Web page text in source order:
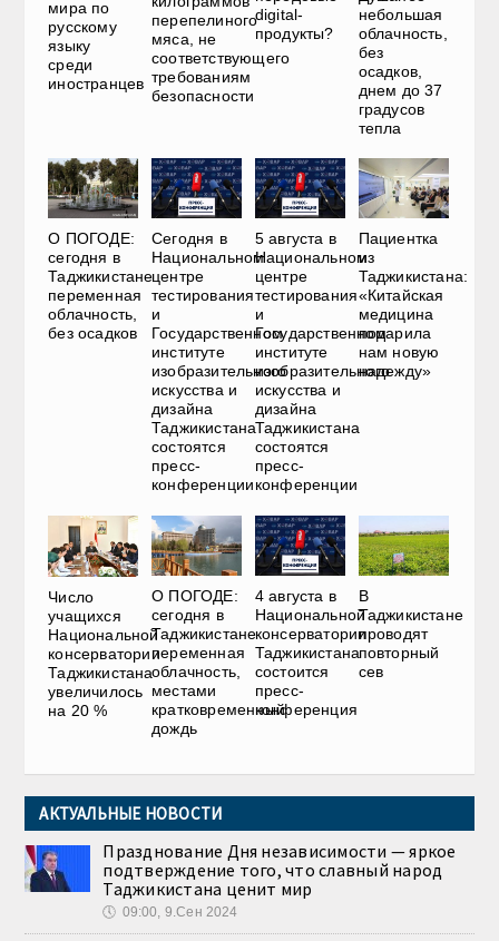
мира по
русскому
языку
среди
иностранцев
перепелиного
мяса, не
соответствующего
требованиям
безопасности
digital-
продукты?
небольшая
облачность,
без
осадков,
днем до 37
градусов
тепла
О ПОГОДЕ:
сегодня в
Таджикистане
переменная
облачность,
без осадков
Сегодня в
Национальном
центре
тестирования
и
Государственном
институте
изобразительного
искусства и
дизайна
Таджикистана
состоятся
пресс-
конференции
5 августа в
Национальном
центре
тестирования
и
Государственном
институте
изобразительного
искусства и
дизайна
Таджикистана
состоятся
пресс-
конференции
Пациентка
из
Таджикистана:
«Китайская
медицина
подарила
нам новую
надежду»
Число
учащихся
Национальной
консерватории
Таджикистана
увеличилось
на 20 %
О ПОГОДЕ:
сегодня в
Таджикистане
переменная
облачность,
местами
кратковременный
дождь
4 августа в
Национальной
консерватории
Таджикистана
состоится
пресс-
конференция
В
Таджикистане
проводят
повторный
сев
АКТУАЛЬНЫЕ НОВОСТИ
Празднование Дня независимости — яркое
подтверждение того, что славный народ
Таджикистана ценит мир
🕔 09:00, 9.Сен 2024